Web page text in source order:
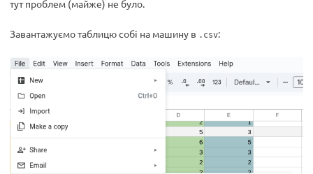
тут проблем (майже) не було.
Завантажуємо таблицю собі на машину в .csv: